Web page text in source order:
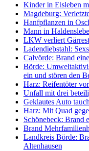
Kinder in Eisleben
Magdeburg:
Hanfpflanzen in
Mann in
LKW verliert
Ladendiebstahl:
Calvörde: Brand
Börde:
ein und stören den
Harz: Reifentöter
Unfall mit drei
Geklautes Auto
Harz: Mit Quad
Schönebeck: Brand
Brand
Landkreis Börde:
Altenhausen